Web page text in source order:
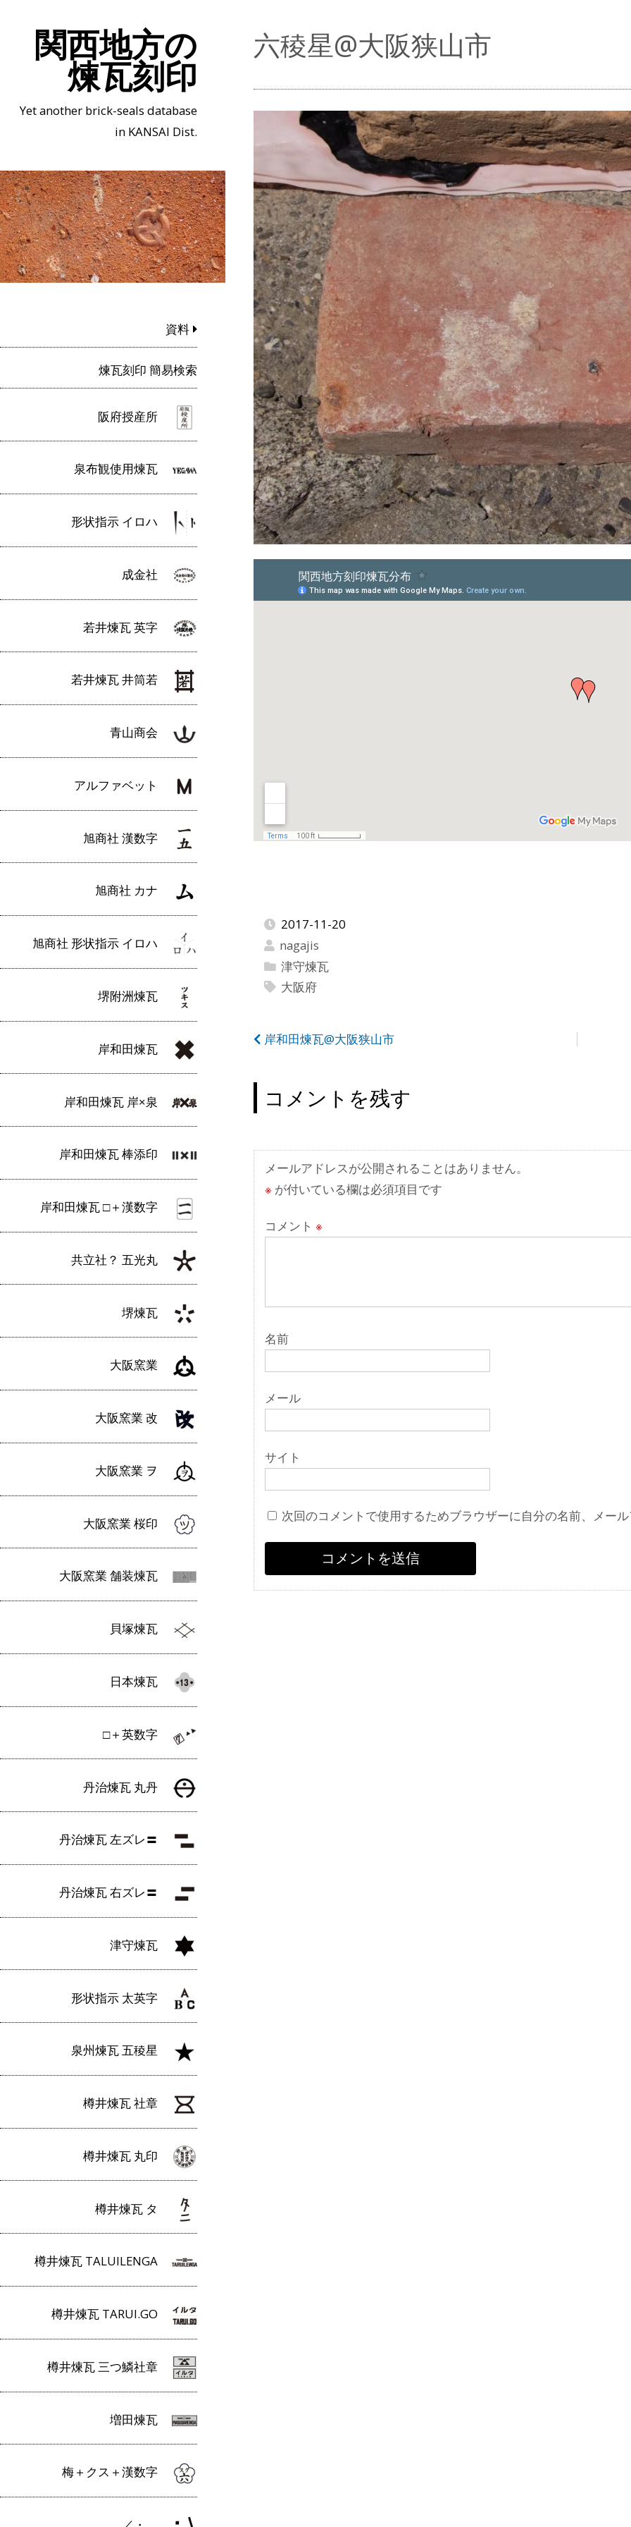
関西地方の
煉瓦刻印
Yet another brick-seals database
in KANSAI Dist.
資料
煉瓦刻印 簡易検索
阪府授産所
泉布観使用煉瓦
形状指示 イロハ
成金社
若井煉瓦 英字
若井煉瓦 井筒若
青山商会
アルファベット
旭商社 漢数字
旭商社 カナ
旭商社 形状指示 イロハ
堺附洲煉瓦
岸和田煉瓦
岸和田煉瓦 岸×泉
岸和田煉瓦 棒添印
岸和田煉瓦 □＋漢数字
共立社？ 五光丸
堺煉瓦
大阪窯業
大阪窯業 改
大阪窯業 ヲ
大阪窯業 桜印
大阪窯業 舗装煉瓦
貝塚煉瓦
日本煉瓦
□＋英数字
丹治煉瓦 丸丹
丹治煉瓦 左ズレ〓
丹治煉瓦 右ズレ〓
津守煉瓦
形状指示 太英字
泉州煉瓦 五稜星
樽井煉瓦 社章
樽井煉瓦 丸印
樽井煉瓦 タ
樽井煉瓦 TALUILENGA
樽井煉瓦 TARUI.GO
樽井煉瓦 三つ鱗社章
増田煉瓦
梅＋クス＋漢数字
六稜星@大阪狭山市
2017-11-20
nagajis
津守煉瓦
大阪府
投
ナ
ビ
ゲ
ー
シ
ョ
ン
岸和田煉瓦@大阪狭山市
コメントを残す
メールアドレスが公開されることはありません。
※ が付いている欄は必須項目です
コメント ※
名前
メール
サイト
次回のコメントで使用するためブラウザーに自分の名前、メール